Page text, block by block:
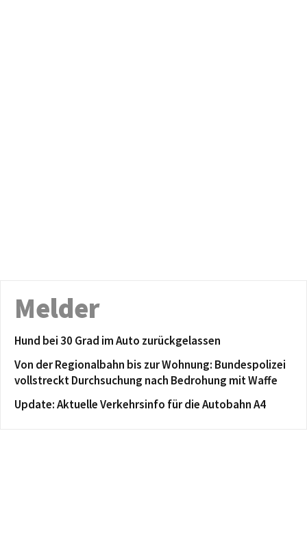
Melder
Hund bei 30 Grad im Auto zurückgelassen
Von der Regionalbahn bis zur Wohnung: Bundespolizei
vollstreckt Durchsuchung nach Bedrohung mit Waffe
Update: Aktuelle Verkehrsinfo für die Autobahn A4